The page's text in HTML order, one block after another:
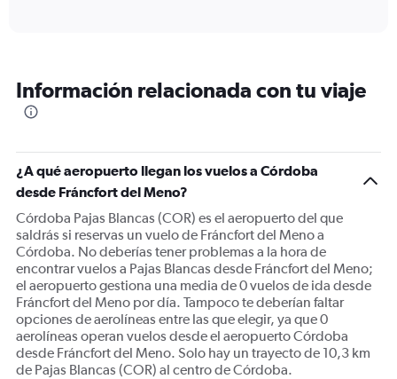
categories.
The
Y
axis
displaying
values.
Range:
0
to
1800.
Información relacionada con tu viaje
¿A qué aeropuerto llegan los vuelos a Córdoba
desde Fráncfort del Meno?
Córdoba Pajas Blancas (COR) es el aeropuerto del que
saldrás si reservas un vuelo de Fráncfort del Meno a
Córdoba. No deberías tener problemas a la hora de
encontrar vuelos a Pajas Blancas desde Fráncfort del Meno;
el aeropuerto gestiona una media de 0 vuelos de ida desde
Fráncfort del Meno por día. Tampoco te deberían faltar
opciones de aerolíneas entre las que elegir, ya que 0
aerolíneas operan vuelos desde el aeropuerto Córdoba
desde Fráncfort del Meno. Solo hay un trayecto de 10,3 km
de Pajas Blancas (COR) al centro de Córdoba.